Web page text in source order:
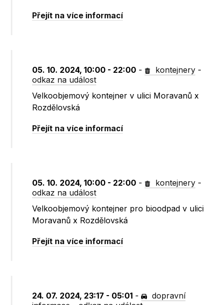
Přejít na více informací
05. 10. 2024, 10:00 - 22:00 - kontejnery -
odkaz na událost
Velkoobjemový kontejner v ulici Moravanů x
Rozdělovská
Přejít na více informací
05. 10. 2024, 10:00 - 22:00 - kontejnery -
odkaz na událost
Velkoobjemový kontejner pro bioodpad v ulici
Moravanů x Rozdělovská
Přejít na více informací
24. 07. 2024, 23:17 - 05:01 -
dopravní